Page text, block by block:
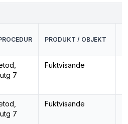
PRODUKT / OBJEKT
7
Fuktvisande
7
Fuktvisande